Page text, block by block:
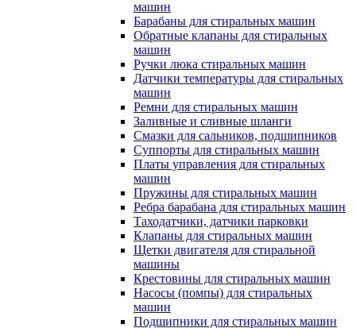
машин
Барабаны для стиральных машин
Обратные клапаны для стиральных
машин
Ручки люка стиральных машин
Датчики температуры для стиральных
машин
Ремни для стиральных машин
Заливные и сливные шланги
Смазки для сальников, подшипников
Суппорты для стиральных машин
Платы управления для стиральных
машин
Пружины для стиральных машин
Ребра барабана для стиральных машин
Таходатчики, датчики парковки
Клапаны для стиральных машин
Щетки двигателя для стиральной
машины
Крестовины для стиральных машин
Насосы (помпы) для стиральных
машин
Подшипники для стиральных машин